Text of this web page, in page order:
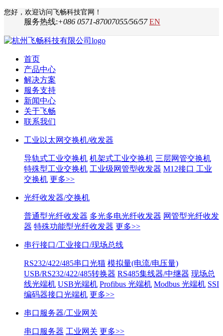
您好，欢迎访问飞畅科技官网！
服务热线:+086 0571-87007055/56/57 EN
首页
产品中心
解决方案
服务支持
新闻中心
关于飞畅
联系我们
工业以太网交换机/收发器
导轨式工业交换机 机架式工业交换机 三层网管交换机
特殊型工业交换机 工业级网管型收发器 M12接口 工业
交换机 更多>>
光纤收发器/交换机
普通型光纤收发器 多光多电光纤收发器 网管型光纤收发
器 特殊功能型光纤收发器 更多>>
串行接口/工业接口/现场总线
RS232/422/485串口光猫 模拟量(电流/电压量)
USB/RS232/422/485转换器 RS485集线器/中继器 现场总
线光端机 USB光端机 Profibus 光端机 Modbus 光端机 SSI
编码器接口光端机 更多>>
串口服务器/工业网关
串口服务器 工业网关 更多>>